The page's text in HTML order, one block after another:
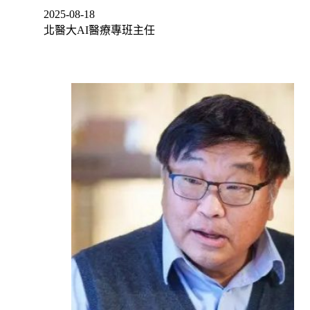
2025-08-18
北醫大AI醫療專班主任